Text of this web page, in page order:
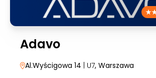
Adavo
Al.Wyścigowa 14 | U7, Warszawa